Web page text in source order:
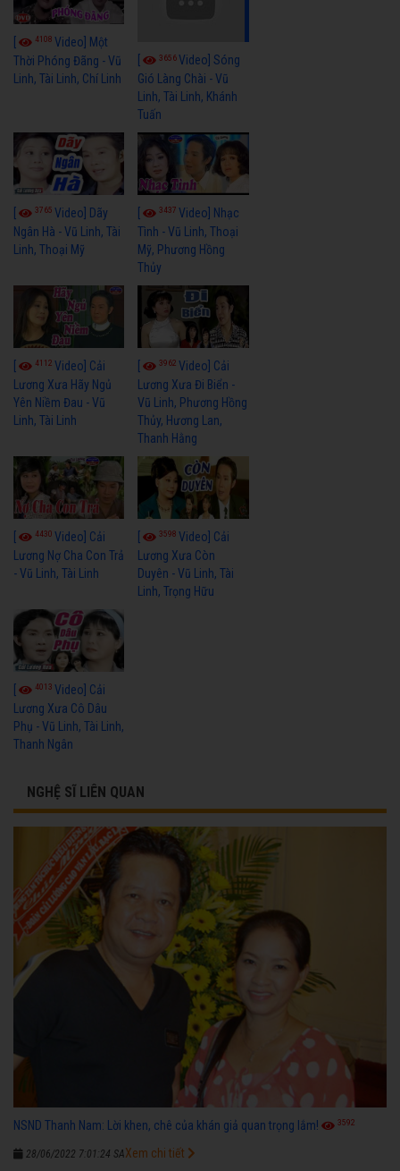
4108 Video] Một
Thời Phóng Đãng - Vũ
Linh, Tài Linh, Chí Linh
3656Video] Sóng
Gió Làng Chài - Vũ
Linh, Tài Linh, Khánh
Tuấn
3765 Video] Dãy
Ngân Hà - Vũ Linh, Tài
Linh, Thoại Mỹ
3437Video] Nhạc
Tình - Vũ Linh, Thoại
Mỹ, Phương Hồng
Thủy
4112 Video] Cải
Lương Xưa Hãy Ngủ
Yên Niềm Đau - Vũ
Linh, Tài Linh
3962Video] Cải
Lương Xưa Đi Biển -
Vũ Linh, Phương Hồng
Thủy, Hương Lan,
Thanh Hằng
4430 Video] Cải
Lương Nợ Cha Con Trả
- Vũ Linh, Tài Linh
3598Video] Cải
Lương Xưa Còn
Duyên - Vũ Linh, Tài
Linh, Trọng Hữu
4013 Video] Cải
Lương Xưa Cô Dâu
Phụ - Vũ Linh, Tài Linh,
Thanh Ngân
NGHỆ SĨ LIÊN QUAN
NSND Thanh Nam: Lời khen, chê của khán giả quan trọng lắm! 3592
28/06/2022 7:01:24 SAXem chi tiết